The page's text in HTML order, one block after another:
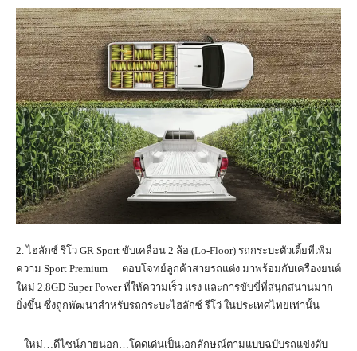
2. ไฮลักซ์ รีโว่ GR Sport ขับเคลื่อน 2 ล้อ (Lo-Floor) รถกระบะตัวเตี้ยที่เพิ่ม
ความ Sport Premium ตอบโจทย์ลูกค้าสายรถแต่ง มาพร้อมกับเครื่องยนต์
ใหม่ 2.8GD Super Power ที่ให้ความเร็ว แรง และการขับขี่ที่สนุกสนานมาก
ยิ่งขึ้น ซึ่งถูกพัฒนาสำหรับรถกระบะไฮลักซ์ รีโว่ ในประเทศไทยเท่านั้น
– ใหม่…ดีไซน์ภายนอก…โดดเด่นเป็นเอกลักษณ์ตามแบบฉบับรถแข่งดับ